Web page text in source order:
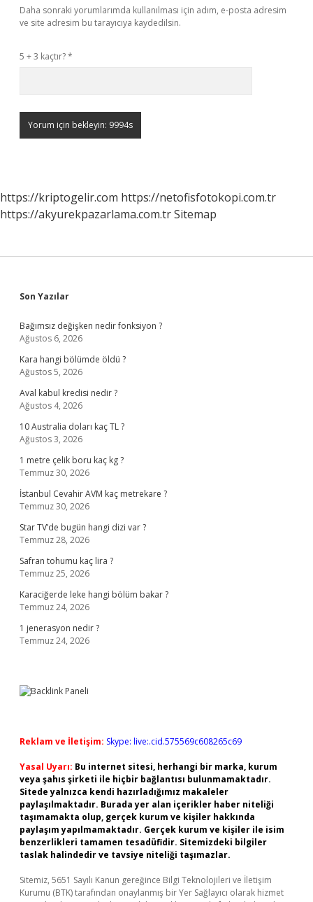
Daha sonraki yorumlarımda kullanılması için adım, e-posta adresim
ve site adresim bu tarayıcıya kaydedilsin.
5 + 3 kaçtır?*
https://kriptogelir.com https://netofisfotokopi.com.tr
https://akyurekpazarlama.com.trSitemap
Sidebar
Son Yazılar
Bağımsız değişken nedir fonksiyon ?
Ağustos 6, 2026
Kara hangi bölümde öldü ?
Ağustos 5, 2026
Aval kabul kredisi nedir ?
Ağustos 4, 2026
10 Australia doları kaç TL ?
Ağustos 3, 2026
1 metre çelik boru kaç kg ?
Temmuz 30, 2026
İstanbul Cevahir AVM kaç metrekare ?
Temmuz 30, 2026
Star TV’de bugün hangi dizi var ?
Temmuz 28, 2026
Safran tohumu kaç lira ?
Temmuz 25, 2026
Karaciğerde leke hangi bölüm bakar ?
Temmuz 24, 2026
1 jenerasyon nedir ?
Temmuz 24, 2026
Reklam ve İletişim: Skype: live:.cid.575569c608265c69
Yasal Uyarı: Bu internet sitesi, herhangi bir marka, kurum
veya şahıs şirketi ile hiçbir bağlantısı bulunmamaktadır.
Sitede yalnızca kendi hazırladığımız makaleler
paylaşılmaktadır. Burada yer alan içerikler haber niteliği
taşımamakta olup, gerçek kurum ve kişiler hakkında
paylaşım yapılmamaktadır. Gerçek kurum ve kişiler ile isim
benzerlikleri tamamen tesadüfidir. Sitemizdeki bilgiler
taslak halindedir ve tavsiye niteliği taşımazlar.
Sitemiz, 5651 Sayılı Kanun gereğince Bilgi Teknolojileri ve İletişim
Kurumu (BTK) tarafından onaylanmış bir Yer Sağlayıcı olarak hizmet